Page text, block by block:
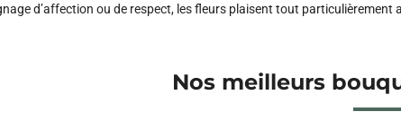
d’affection ou de respect, les fleurs plaisent tout
Nos meilleurs